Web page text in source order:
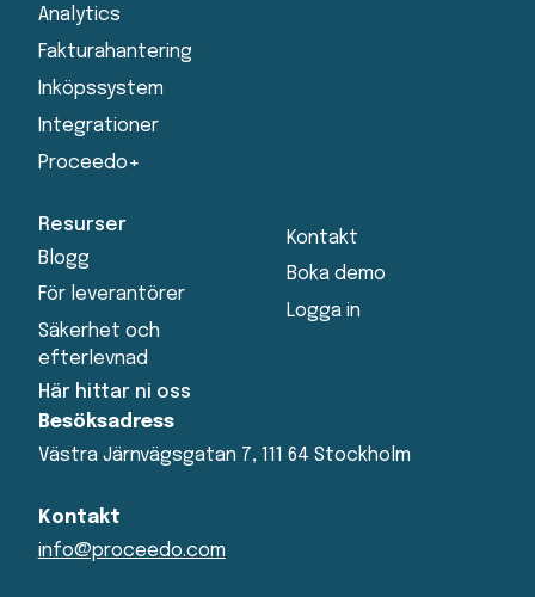
Analytics
Fakturahantering
Inköpssystem
Integrationer
Proceedo+
Resurser
Blogg
För leverantörer
Säkerhet och
efterlevnad
Kontakt
Boka demo
Logga in
Här hittar ni oss
Besöksadress
Västra Järnvägsgatan 7, 111 64 Stockholm
Kontakt
info@proceedo.com